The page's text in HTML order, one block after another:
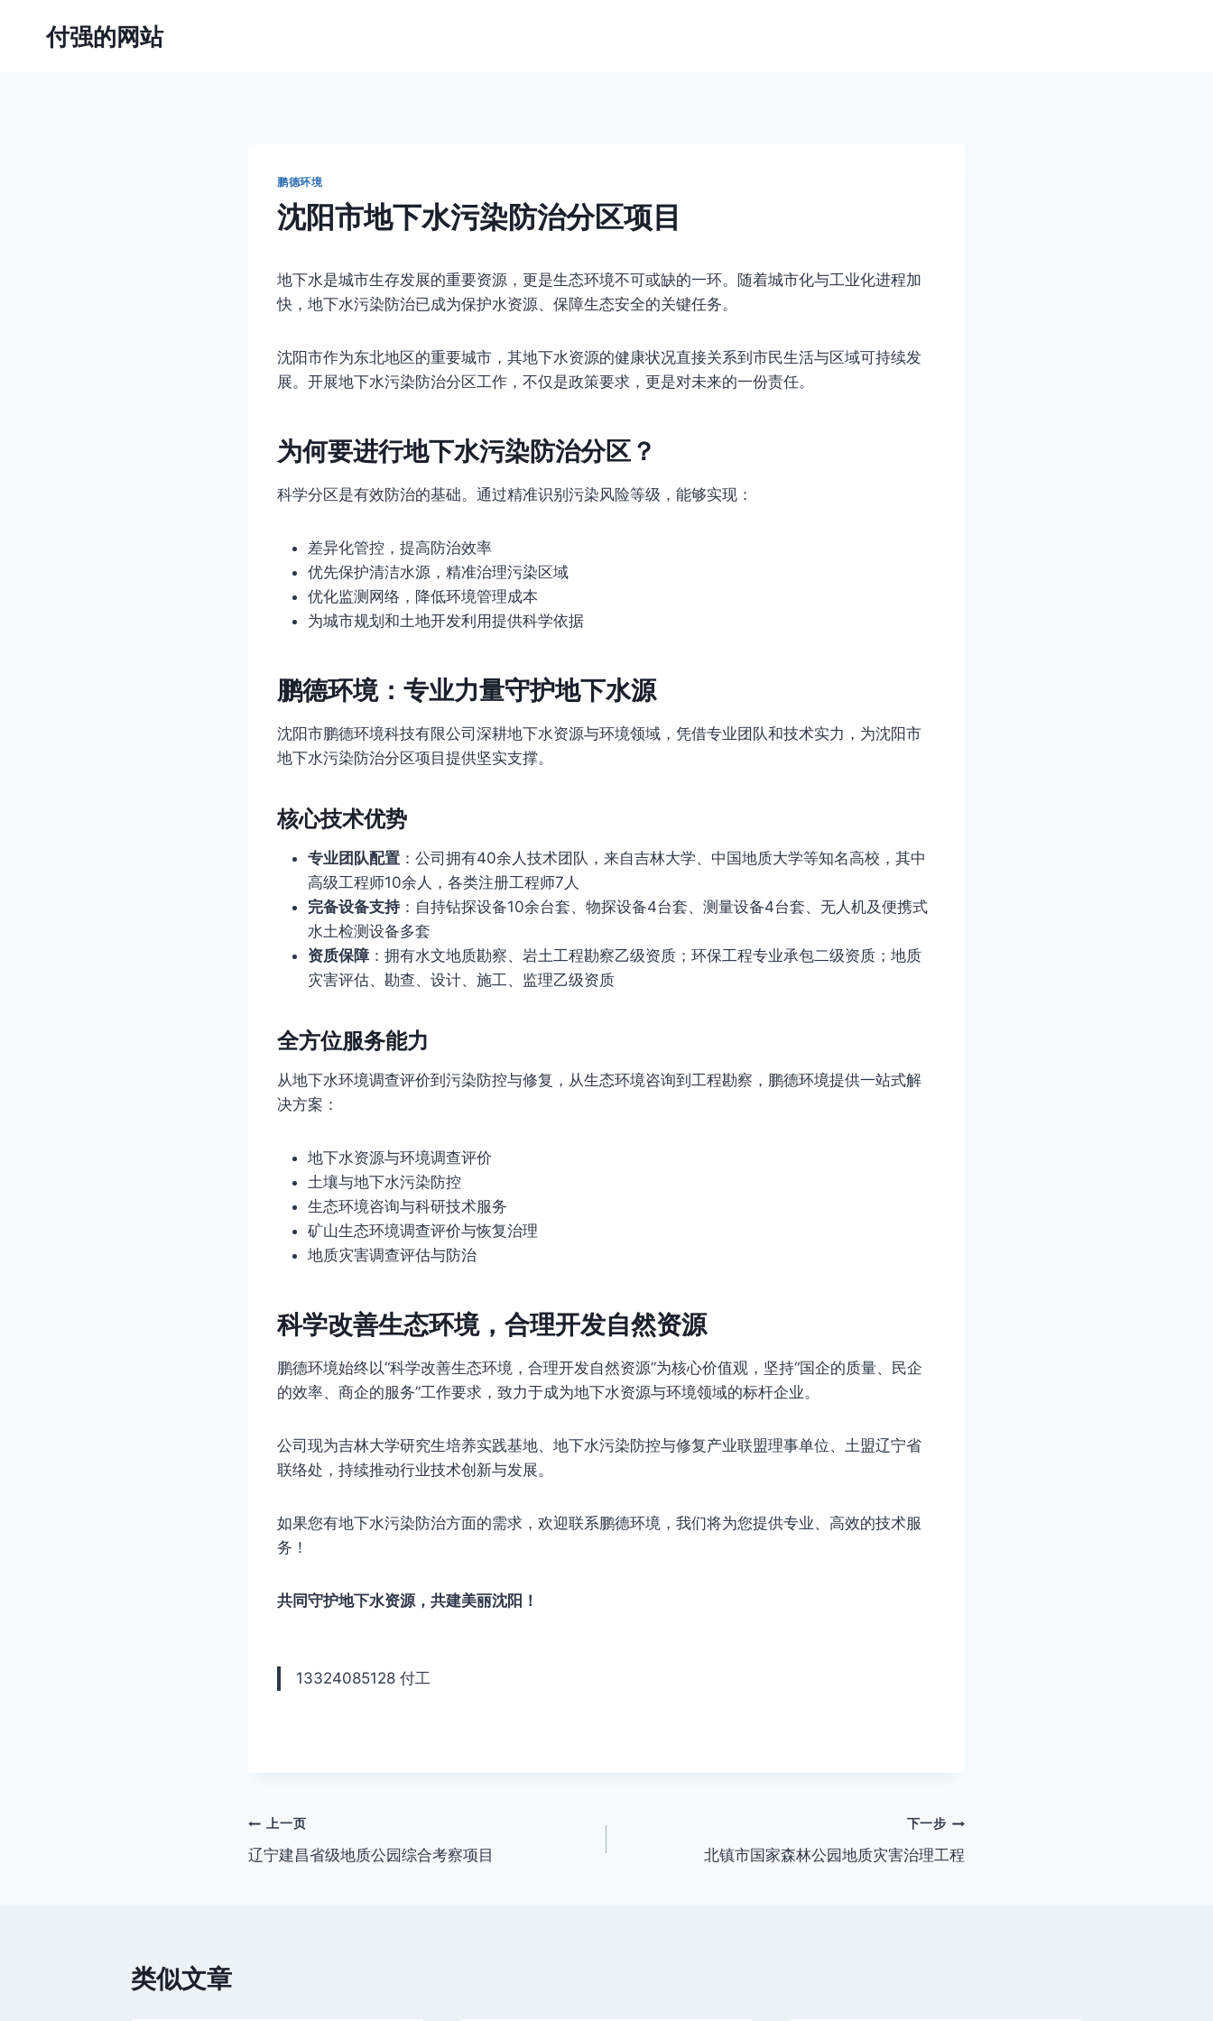
付强的网站
鹏德环境
沈阳市地下水污染防治分区项目
地下水是城市生存发展的重要资源，更是生态环境不可或缺的一环。随着城市化与工业化进程加
快，地下水污染防治已成为保护水资源、保障生态安全的关键任务。
沈阳市作为东北地区的重要城市，其地下水资源的健康状况直接关系到市民生活与区域可持续发
展。开展地下水污染防治分区工作，不仅是政策要求，更是对未来的一份责任。
为何要进行地下水污染防治分区？
科学分区是有效防治的基础。通过精准识别污染风险等级，能够实现：
差异化管控，提高防治效率
优先保护清洁水源，精准治理污染区域
优化监测网络，降低环境管理成本
为城市规划和土地开发利用提供科学依据
鹏德环境：专业力量守护地下水源
沈阳市鹏德环境科技有限公司深耕地下水资源与环境领域，凭借专业团队和技术实力，为沈阳市
地下水污染防治分区项目提供坚实支撑。
核心技术优势
专业团队配置 ：公司拥有40余人技术团队，来自吉林大学、中国地质大学等知名高校，其中
高级工程师10余人，各类注册工程师7人
完备设备支持：自持钻探设备10余台套、物探设备4台套、测量设备4台套、无人机及便携式
水土检测设备多套
资质保障 ：拥有水文地质勘察、岩土工程勘察乙级资质；环保工程专业承包二级资质；地质
灾害评估、勘查、设计、施工、监理乙级资质
全方位服务能力
从地下水环境调查评价到污染防控与修复，从生态环境咨询到工程勘察，鹏德环境提供一站式解
决方案：
地下水资源与环境调查评价
土壤与地下水污染防控
生态环境咨询与科研技术服务
矿山生态环境调查评价与恢复治理
地质灾害调查评估与防治
科学改善生态环境，合理开发自然资源
鹏德环境始终以“科学改善生态环境，合理开发自然资源”为核心价值观，坚持“国企的质量、民企
的效率、商企的服务”工作要求，致力于成为地下水资源与环境领域的标杆企业。
公司现为吉林大学研究生培养实践基地、地下水污染防控与修复产业联盟理事单位、土盟辽宁省
联络处，持续推动行业技术创新与发展。
如果您有地下水污染防治方面的需求，欢迎联系鹏德环境，我们将为您提供专业、高效的技术服
务！
共同守护地下水资源，共建美丽沈阳！
13324085128 付工
文
章
上一页
辽宁建昌省级地质公园综合考察项目
下一步
北镇市国家森林公园地质灾害治理工程
类似文章